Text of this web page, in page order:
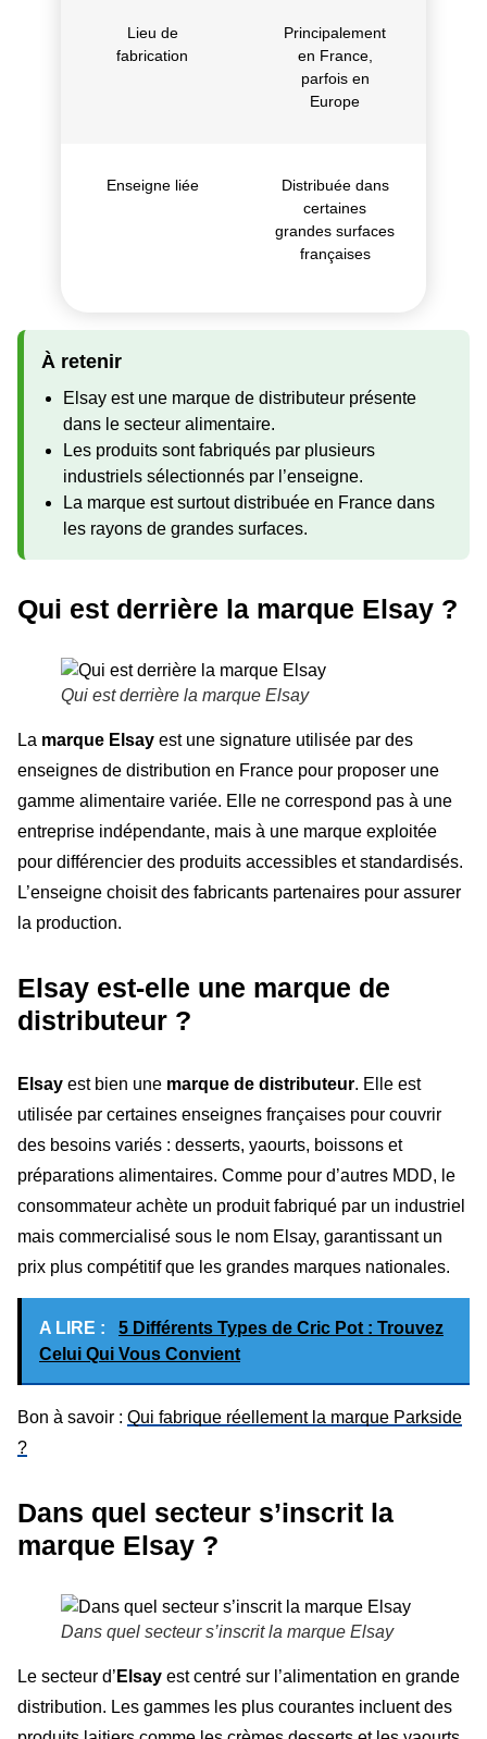
Lieu de
fabrication
Principalement
en France,
parfois en
Europe
Enseigne liée
Distribuée dans
certaines
grandes surfaces
françaises
À retenir
Elsay est une marque de distributeur présente
dans le secteur alimentaire.
Les produits sont fabriqués par plusieurs
industriels sélectionnés par l’enseigne.
La marque est surtout distribuée en France dans
les rayons de grandes surfaces.
Qui est derrière la marque Elsay ?
Qui est derrière la marque Elsay
La marque Elsay est une signature utilisée par des
enseignes de distribution en France pour proposer une
gamme alimentaire variée. Elle ne correspond pas à une
entreprise indépendante, mais à une marque exploitée
pour différencier des produits accessibles et standardisés.
L’enseigne choisit des fabricants partenaires pour assurer
la production.
Elsay est-elle une marque de
distributeur ?
Elsay est bien une marque de distributeur. Elle est
utilisée par certaines enseignes françaises pour couvrir
des besoins variés : desserts, yaourts, boissons et
préparations alimentaires. Comme pour d’autres MDD, le
consommateur achète un produit fabriqué par un industriel
mais commercialisé sous le nom Elsay, garantissant un
prix plus compétitif que les grandes marques nationales.
A LIRE :
5 Différents Types de Cric Pot : Trouvez
Celui Qui Vous Convient
Bon à savoir : Qui fabrique réellement la marque Parkside
?
Dans quel secteur s’inscrit la
marque Elsay ?
Dans quel secteur s’inscrit la marque Elsay
Le secteur d’ Elsay est centré sur l’alimentation en grande
distribution. Les gammes les plus courantes incluent des